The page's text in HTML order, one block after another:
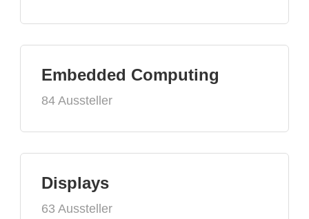
Embedded Computing
84 Aussteller
Displays
63 Aussteller